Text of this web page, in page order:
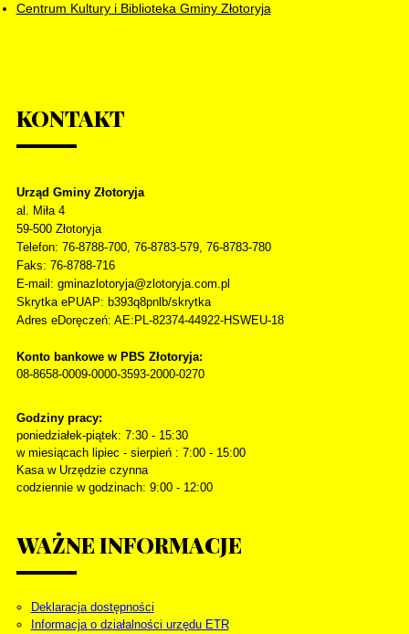
Centrum Kultury i Biblioteka Gminy Złotoryja
KONTAKT
Urząd Gminy Złotoryja
al. Miła 4
59-500 Złotoryja
Telefon: 76-8788-700, 76-8783-579, 76-8783-780
Faks: 76-8788-716
E-mail: gminazlotoryja@zlotoryja.com.pl
Skrytka ePUAP: b393q8pnlb/skrytka
Adres eDoręczeń: AE:PL-82374-44922-HSWEU-18
Konto bankowe w PBS Złotoryja:
08-8658-0009-0000-3593-2000-0270
Godziny pracy:
poniedziałek-piątek: 7:30 - 15:30
w miesiącach lipiec - sierpień : 7:00 - 15:00
Kasa w Urzędzie czynna
codziennie w godzinach: 9:00 - 12:00
WAŻNEINFORMACJE
Deklaracja dostępności
Informacja o działalności urzędu ETR